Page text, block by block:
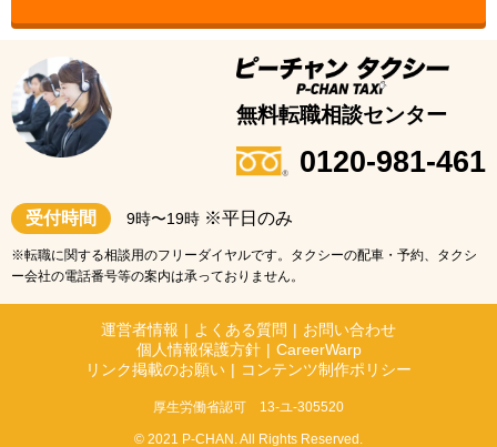
無料転職相談センター
0120-981-461
受付時間 9時〜19時 ※平日のみ
※転職に関する相談用のフリーダイヤルです。タクシーの配車・予約、タクシ
ー会社の電話番号等の案内は承っておりません。
運営者情報 | よくある質問 | お問い合わせ
個人情報保護方針 | CareerWarp
リンク掲載のお願い | コンテンツ制作ポリシー
厚生労働省認可 13-ユ-305520
© 2021 P-CHAN. All Rights Reserved.